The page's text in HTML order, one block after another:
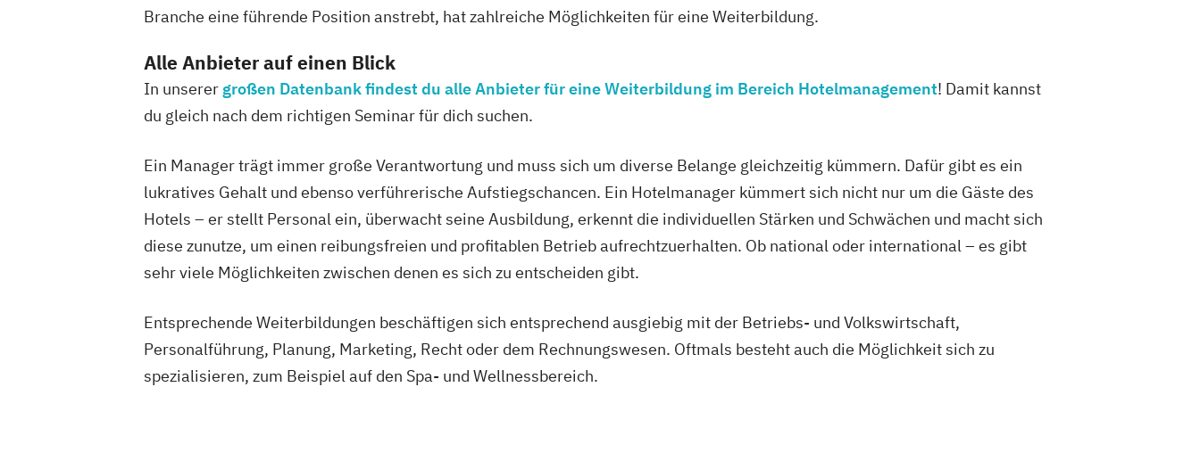
Branche eine führende Position anstrebt, hat zahlreiche Möglichkeiten für eine Weiterbildung.
Alle Anbieter auf einen Blick
In unserer großen Datenbank findest du alle Anbieter für eine Weiterbildung im Bereich Hotelmanagement! Damit kannst
du gleich nach dem richtigen Seminar für dich suchen.
Ein Manager trägt immer große Verantwortung und muss sich um diverse Belange gleichzeitig kümmern. Dafür gibt es ein
lukratives Gehalt und ebenso verführerische Aufstiegschancen. Ein Hotelmanager kümmert sich nicht nur um die Gäste des
Hotels – er stellt Personal ein, überwacht seine Ausbildung, erkennt die individuellen Stärken und Schwächen und macht sich
diese zunutze, um einen reibungsfreien und profitablen Betrieb aufrechtzuerhalten. Ob national oder international – es gibt
sehr viele Möglichkeiten zwischen denen es sich zu entscheiden gibt.
Entsprechende Weiterbildungen beschäftigen sich entsprechend ausgiebig mit der Betriebs- und Volkswirtschaft,
Personalführung, Planung, Marketing, Recht oder dem Rechnungswesen. Oftmals besteht auch die Möglichkeit sich zu
spezialisieren, zum Beispiel auf den Spa- und Wellnessbereich.